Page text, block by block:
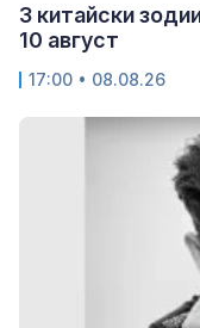
3 китайски
10 август
17:00 • 08.08.26